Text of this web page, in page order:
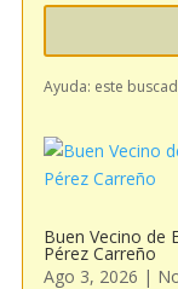
Ayuda: este
Buen Vecino de
Pérez Carreño
Ago 3, 2026 |